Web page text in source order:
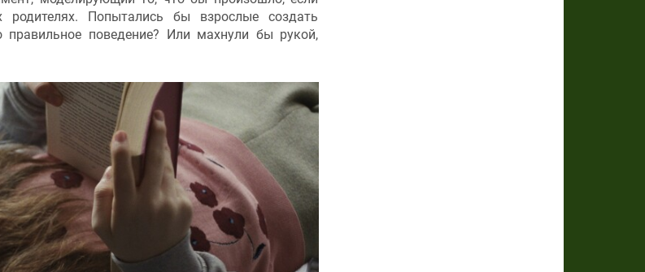
Попытались бы взрослые создать
поведение? Или махнули бы рукой,